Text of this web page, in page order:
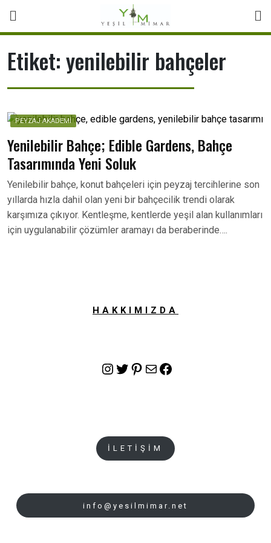
content
Etiket:yenilebilir bahçeler
PEYZAJ AKADEMİ
Yenilebilir Bahçe; Edible Gardens, Bahçe
Tasarımında Yeni Soluk
Yenilebilir bahçe, konut bahçeleri için peyzaj tercihlerine son
yıllarda hızla dahil olan yeni bir bahçecilik trendi olarak
karşımıza çıkıyor. Kentleşme, kentlerde yeşil alan kullanımları
için uygulanabilir çözümler aramayı da beraberinde….
HAKKIMIZDA
Instagram
Twitter
Pinterest
E-postaFacebook
İLETİŞİM
info@yesilmimar.net